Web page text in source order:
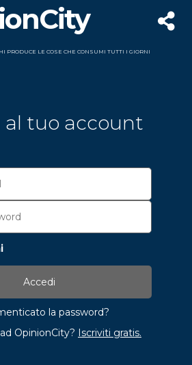
PRODUCE LE COSE CHE CONSUMI TUTTI I GIORNI
al tuo account
la password?
OpinionCity? Iscriviti gratis.